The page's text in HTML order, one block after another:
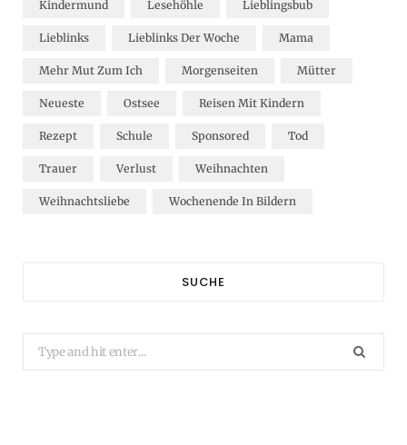
Kindermund Lesehöhle Lieblingsbub
Lieblinks Lieblinks Der Woche Mama
Mehr Mut Zum Ich Morgenseiten Mütter
Neueste Ostsee Reisen Mit Kindern
Rezept Schule Sponsored Tod
Trauer Verlust Weihnachten
Weihnachtsliebe Wochenende In Bildern
SUCHE
Search
for: